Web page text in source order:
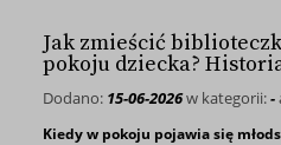
Jak zmieścić
pokoju dziecka?
Dodano: 15-06-2026w kategorii:-
Kiedy w pokoju pojawia się